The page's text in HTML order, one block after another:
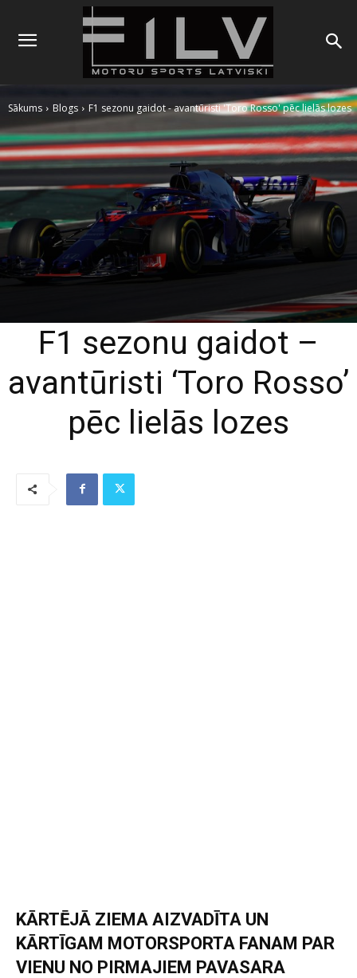
Sākums Blogs F1 sezonu gaidot - avantūristi 'Toro Rosso' pēc lielās lozes
F1 sezonu gaidot –
avantūristi ‘Toro Rosso’
pēc lielās lozes
KĀRTĒJĀ ZIEMA AIZVADĪTA UN
KĀRTĪGAM MOTORSPORTA FANAM PAR
VIENU NO PIRMAJIEM PAVASARA